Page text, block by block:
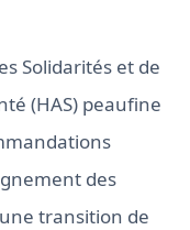
Solidarités et de
(HAS) peaufine
des
transition de